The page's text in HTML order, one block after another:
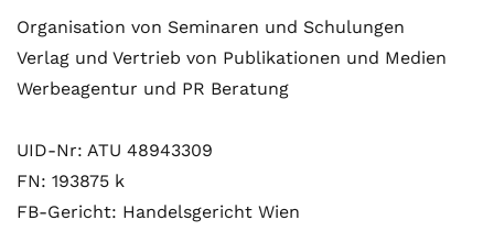
Organisation von Seminaren und Schulungen
Verlag und Vertrieb von Publikationen und Medien
Werbeagentur und PR Beratung
UID-Nr: ATU 48943309
FN: 193875 k
FB-Gericht: Handelsgericht Wien